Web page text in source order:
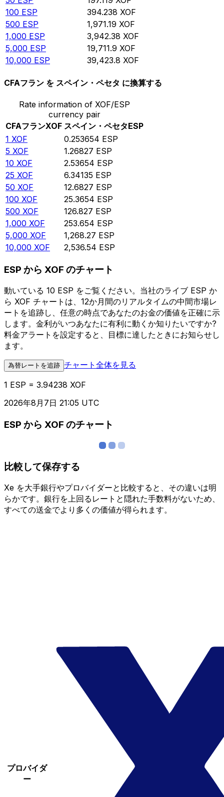
100 ESP 394.238 XOF
500 ESP 1,971.19 XOF
1,000 ESP 3,942.38 XOF
5,000 ESP 19,711.9 XOF
10,000 ESP 39,423.8 XOF
CFAフラン を スペイン・ペセタ に換算する
Rate information of XOF/ESP
currency pair
CFAフランXOF スペイン・ペセタESP
1 XOF 0.253654 ESP
5 XOF 1.26827 ESP
10 XOF 2.53654 ESP
25 XOF 6.34135 ESP
50 XOF 12.6827 ESP
100 XOF 25.3654 ESP
500 XOF 126.827 ESP
1,000 XOF 253.654 ESP
5,000 XOF 1,268.27 ESP
10,000 XOF 2,536.54 ESP
ESP から XOF のチャート
動いている 10 ESP をご覧ください。当社のライブ ESP か
ら XOF チャートは、12か月間のリアルタイムの中間市場レ
ートを追跡し、任意の時点であなたのお金の価値を正確に示
します。金利がいつあなたに有利に動くか知りたいですか?
料金アラートを設定すると、目標に達したときにお知らせし
ます。
為替レートを追跡 チャート全体を見る
1 ESP = 3.94238 XOF
2026年8月7日 21:05 UTC
ESP から XOF のチャート
比較して保存する
Xe を大手銀行やプロバイダーと比較すると、その違いは明
らかです。銀行を上回るレートと隠れた手数料がないため、
すべての送金でより多くの価値が得られます。
プロバイダ
ー